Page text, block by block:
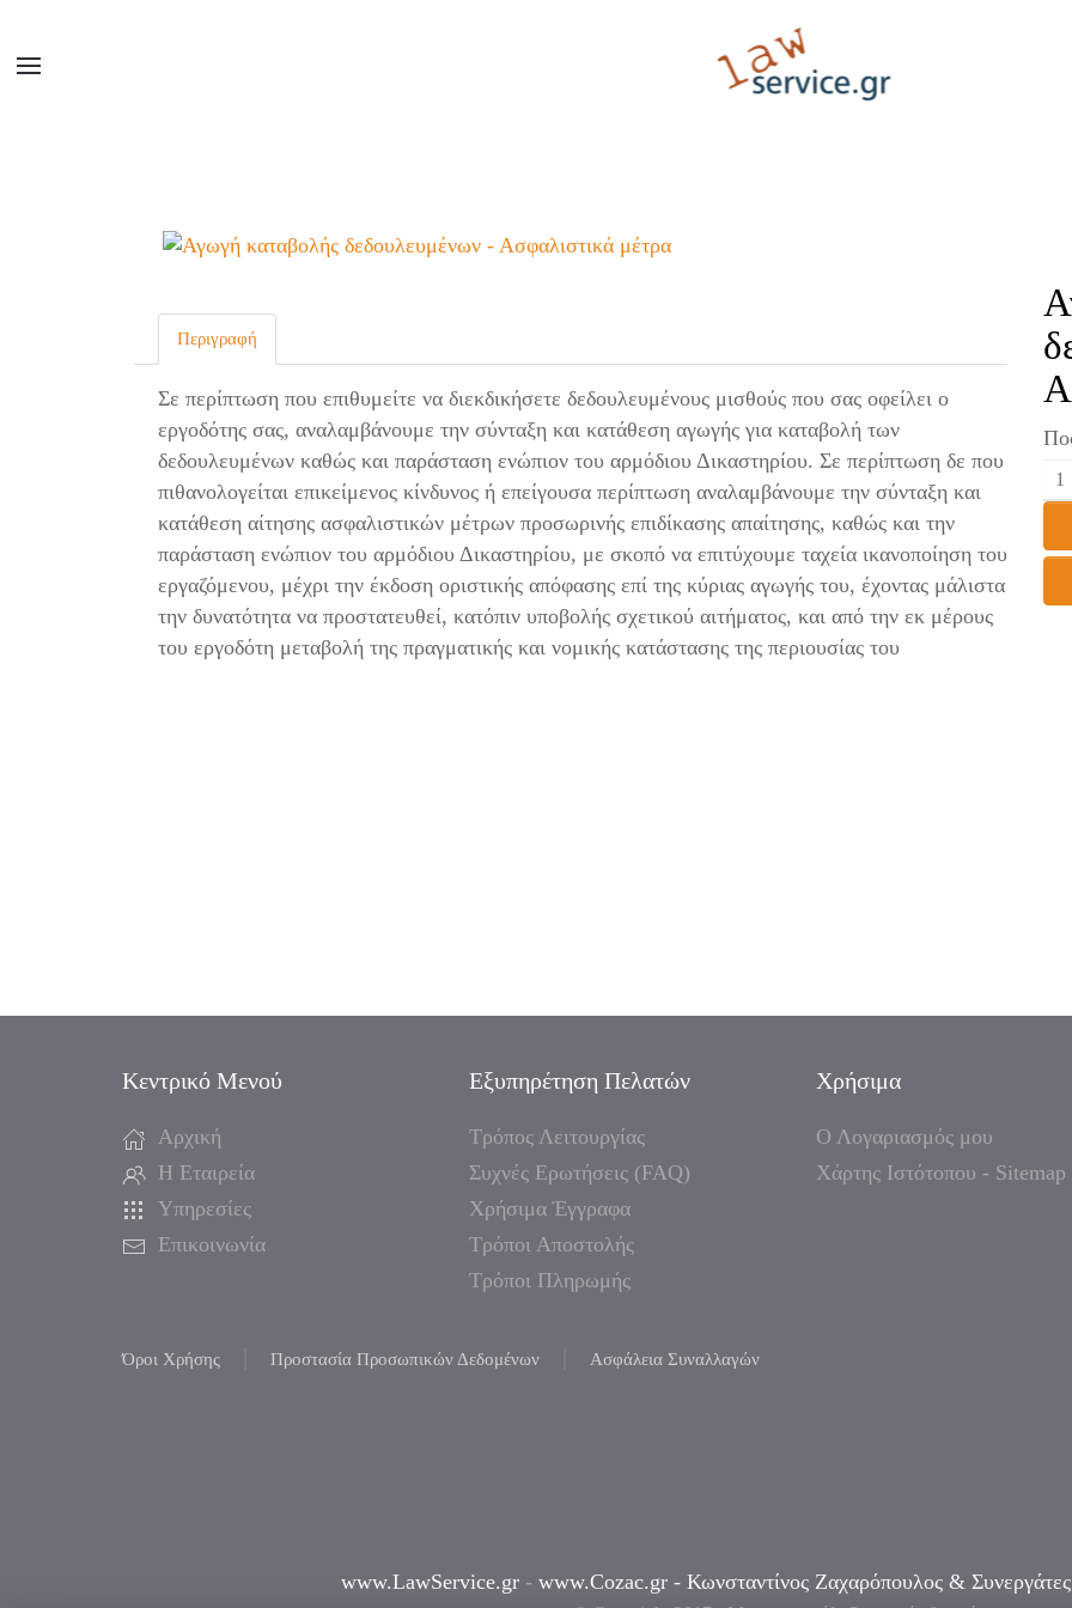
Περιγραφή
Σε περίπτωση που επιθυμείτε να διεκδικήσετε δεδουλευμένους μισθούς που σας οφείλει ο
εργοδότης σας, αναλαμβάνουμε την σύνταξη και κατάθεση αγωγής για καταβολή των
δεδουλευμένων καθώς και παράσταση ενώπιον του αρμόδιου Δικαστηρίου. Σε περίπτωση δε που
πιθανολογείται επικείμενος κίνδυνος ή επείγουσα περίπτωση αναλαμβάνουμε την σύνταξη και
κατάθεση αίτησης ασφαλιστικών μέτρων προσωρινής επιδίκασης απαίτησης, καθώς και την
παράσταση ενώπιον του αρμόδιου Δικαστηρίου, με σκοπό να επιτύχουμε ταχεία ικανοποίηση του
εργαζόμενου, μέχρι την έκδοση οριστικής απόφασης επί της κύριας αγωγής του, έχοντας μάλιστα
την δυνατότητα να προστατευθεί, κατόπιν υποβολής σχετικού αιτήματος, και από την εκ μέρους
του εργοδότη μεταβολή της πραγματικής και νομικής κατάστασης της περιουσίας του
Κεντρικό Μενού
Αρχική
Η Εταιρεία
Υπηρεσίες
Επικοινωνία
Εξυπηρέτηση Πελατών
Τρόπος Λειτουργίας
Συχνές Ερωτήσεις (FAQ)
Χρήσιμα Έγγραφα
Τρόποι Αποστολής
Τρόποι Πληρωμής
Χρήσιμα
Ο Λογαριασμός μου
Χάρτης Ιστότοπου - Sitemap
Όροι Χρήσης Προστασία Προσωπικών Δεδομένων Ασφάλεια Συναλλαγών
www.LawService.gr - www.Cozac.gr - Κωνσταντίνος Ζαχαρόπουλος &